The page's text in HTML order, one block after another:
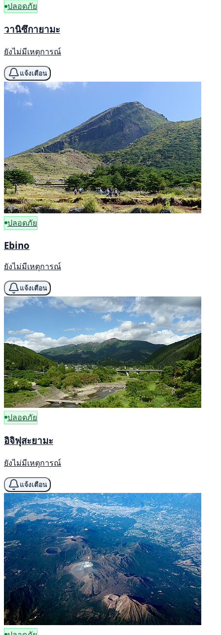
ปลอดภัย
วานิซึกายามะ
ยังไม่มีเหตุการณ์
แจ้งเตือน
ปลอดภัย
Ebino
ยังไม่มีเหตุการณ์
แจ้งเตือน
ปลอดภัย
อิจิฟุสะยามะ
ยังไม่มีเหตุการณ์
แจ้งเตือน